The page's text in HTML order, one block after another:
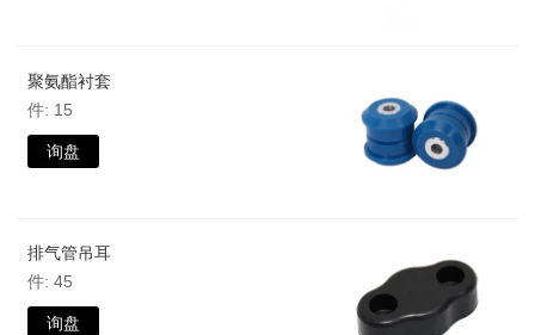
聚氨酯衬套
件: 15
询盘
排气管吊耳
件: 45
询盘